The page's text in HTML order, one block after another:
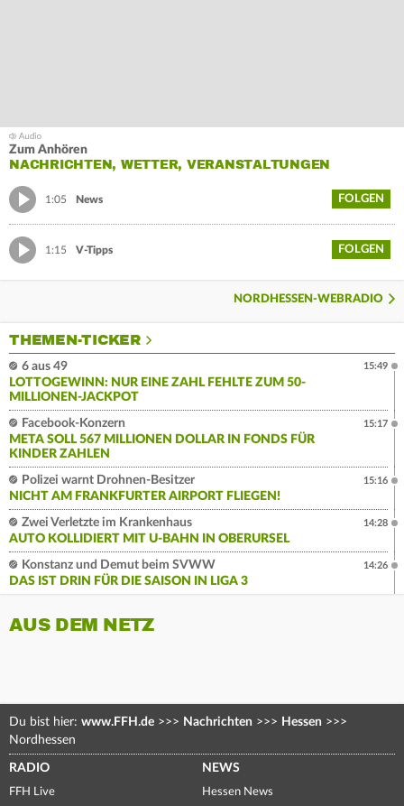
Zum Anhören
NACHRICHTEN, WETTER, VERANSTALTUNGEN
1:05 News FOLGEN
1:15 V-Tipps FOLGEN
NORDHESSEN-WEBRADIO
THEMEN-TICKER
6 aus 49
LOTTOGEWINN: NUR EINE ZAHL FEHLTE ZUM 50-
MILLIONEN-JACKPOT
15:49
Facebook-Konzern
META SOLL 567 MILLIONEN DOLLAR IN FONDS FÜR
KINDER ZAHLEN
15:17
Polizei warnt Drohnen-Besitzer
NICHT AM FRANKFURTER AIRPORT FLIEGEN!
15:16
Zwei Verletzte im Krankenhaus
AUTO KOLLIDIERT MIT U-BAHN IN OBERURSEL
14:28
Konstanz und Demut beim SVWW
DAS IST DRIN FÜR DIE SAISON IN LIGA 3
14:26
AUS DEM NETZ
Du bist hier: www.FFH.de >>> Nachrichten >>> Hessen >>>
Nordhessen
RADIO
FFH Live
NEWS
Hessen News